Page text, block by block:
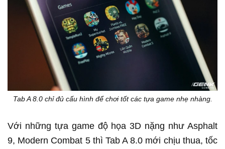
Tab A 8.0 chỉ đủ cấu hình để chơi tốt các tựa game nhẹ nhàng.
Với những tựa game độ họa 3D nặng như Asphalt
9, Modern Combat 5 thì Tab A 8.0 mới chịu thua, tốc